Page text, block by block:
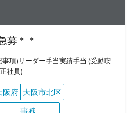
募＊＊
項)リーダー手当実績手当 (受動喫
社員)
阪府 大阪市北区
事務